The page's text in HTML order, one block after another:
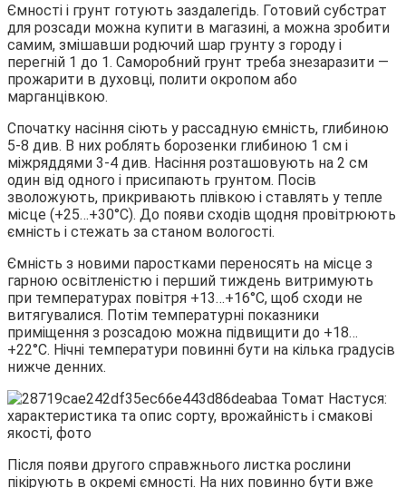
Ємності і грунт готують заздалегідь. Готовий субстрат
для розсади можна купити в магазині, а можна зробити
самим, змішавши родючий шар грунту з городу і
перегній 1 до 1. Саморобний грунт треба знезаразити —
прожарити в духовці, полити окропом або
марганцівкою.
Спочатку насіння сіють у рассадную ємність, глибиною
5-8 див. В них роблять борозенки глибиною 1 см і
міжряддями 3-4 див. Насіння розташовують на 2 см
один від одного і присипають грунтом. Посів
зволожують, прикривають плівкою і ставлять у тепле
місце (+25…+30°C). До появи сходів щодня провітрюють
ємність і стежать за станом вологості.
Ємність з новими паростками переносять на місце з
гарною освітленістю і перший тиждень витримують
при температурах повітря +13…+16°С, щоб сходи не
витягувалися. Потім температурні показники
приміщення з розсадою можна підвищити до +18…
+22°С. Нічні температури повинні бути на кілька градусів
нижче денних.
Після появи другого справжнього листка рослини
пікірують в окремі ємності. На них повинно бути вже